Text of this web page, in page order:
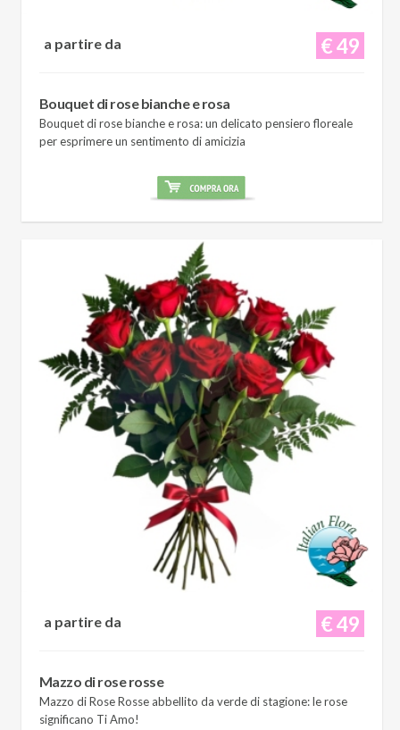
€ 49
a partire da
Bouquet di rose bianche e rosa
Bouquet di rose bianche e rosa: un delicato pensiero floreale
per esprimere un sentimento di amicizia
€ 49
a partire da
Mazzo di rose rosse
Mazzo di Rose Rosse abbellito da verde di stagione: le rose
significano Ti Amo!